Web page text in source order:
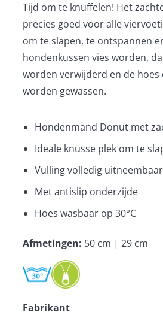
Tijd om te knuffelen! Het
precies goed voor alle
om te slapen, te ontspannen
hondenkussen vies worden,
worden verwijderd en de hoes
worden gewassen.
Hondenmand Donut met
Ideale knusse plek om te
Vulling volledig
Met antislip onderzijde
Hoes wasbaar op 30°C
Afmetingen: 50 cm | 29 cm
Fabrikant